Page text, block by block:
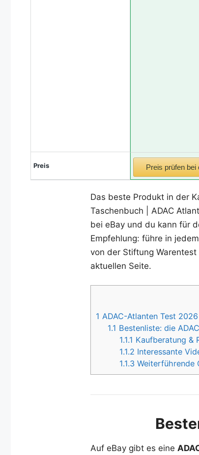
Preis Preis prüfen bei
Das beste Produkt in der
Taschenbuch | ADAC
bei eBay und du kann für
Empfehlung: führe in
von der Stiftung
aktuellen Seite.
1 ADAC-Atlanten Test
1.1 Bestenliste: die
1.1.1 Kaufberatung &
1.1.2 Interessante
1.1.3 Weiterführende
Auf eBay gibt es eine